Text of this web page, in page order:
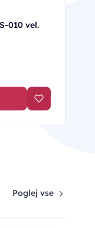
010 vel.
Poglej vse